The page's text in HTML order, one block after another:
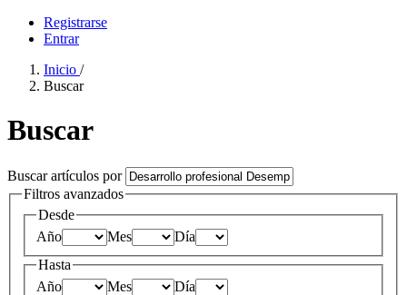
Registrarse
Entrar
Inicio /
Buscar
Buscar
Buscar artículos por
Filtros avanzados
Desde
Año
Mes
Día
Hasta
Año
Mes
Día